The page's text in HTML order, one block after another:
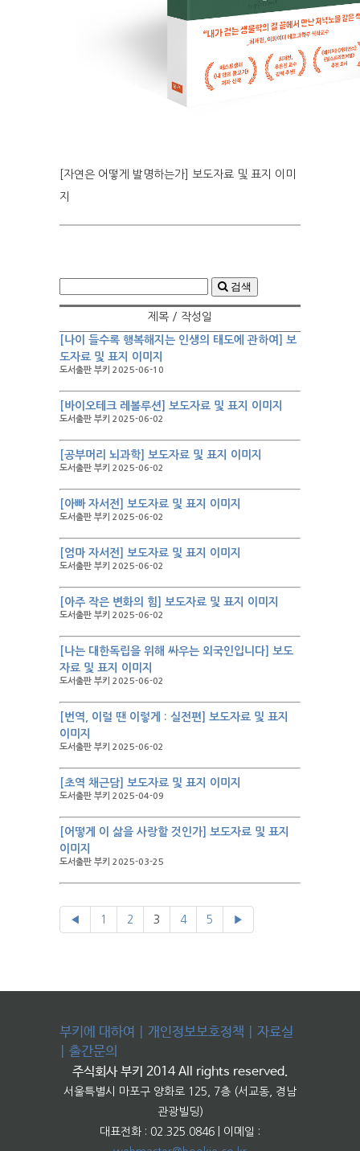
[자연은 어떻게 발명하는가] 보도자료 및 표지 이미
지
검색
제목 / 작성일
[나이 들수록 행복해지는 인생의 태도에 관하여] 보
도자료 및 표지 이미지
도서출판 부키 2025-06-10
[바이오테크 레볼루션] 보도자료 및 표지 이미지
도서출판 부키 2025-06-02
[공부머리 뇌과학] 보도자료 및 표지 이미지
도서출판 부키 2025-06-02
[아빠 자서전] 보도자료 및 표지 이미지
도서출판 부키 2025-06-02
[엄마 자서전] 보도자료 및 표지 이미지
도서출판 부키 2025-06-02
[아주 작은 변화의 힘] 보도자료 및 표지 이미지
도서출판 부키 2025-06-02
[나는 대한독립을 위해 싸우는 외국인입니다] 보도
자료 및 표지 이미지
도서출판 부키 2025-06-02
[번역, 이럴 땐 이렇게 : 실전편] 보도자료 및 표지
이미지
도서출판 부키 2025-06-02
[초역 채근담] 보도자료 및 표지 이미지
도서출판 부키 2025-04-09
[어떻게 이 삶을 사랑할 것인가] 보도자료 및 표지
이미지
도서출판 부키 2025-03-25
◀ 1 2 3 4 5 ▶
부키에 대하여 개인정보보호정책
자료실
출간문의
주식회사 부키 2014 All rights reserved.
서울특별시 마포구 양화로 125, 7층 (서교동, 경남
관광빌딩)
대표전화 : 02.325.0846 | 이메일 :